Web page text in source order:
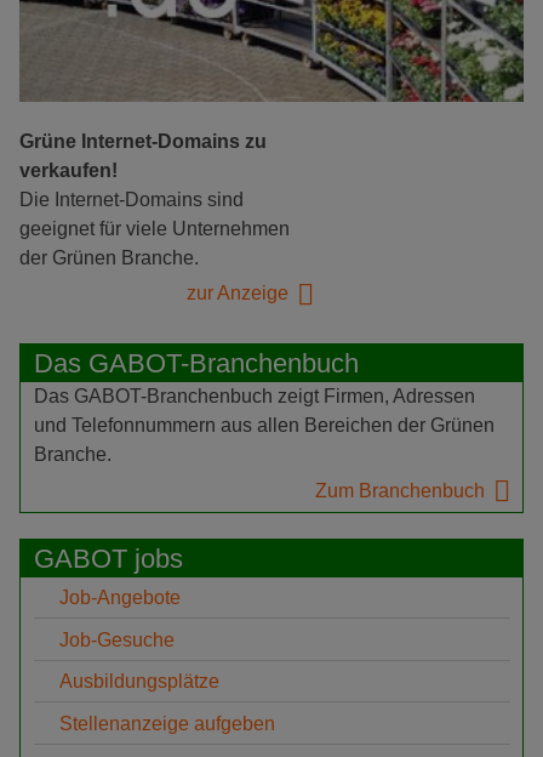
Grüne Internet-Domains zu
verkaufen!
Die Internet-Domains sind
geeignet für viele Unternehmen
der Grünen Branche.
zur Anzeige
Das GABOT-Branchenbuch
Das GABOT-Branchenbuch zeigt Firmen, Adressen
und Telefonnummern aus allen Bereichen der Grünen
Branche.
Zum Branchenbuch
GABOT jobs
Job-Angebote
Job-Gesuche
Ausbildungsplätze
Stellenanzeige aufgeben